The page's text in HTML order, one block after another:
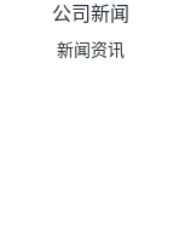
公司新闻
新闻资讯